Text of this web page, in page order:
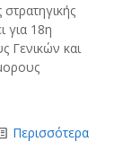
για 18η
Γενικών και
Περισσότερα